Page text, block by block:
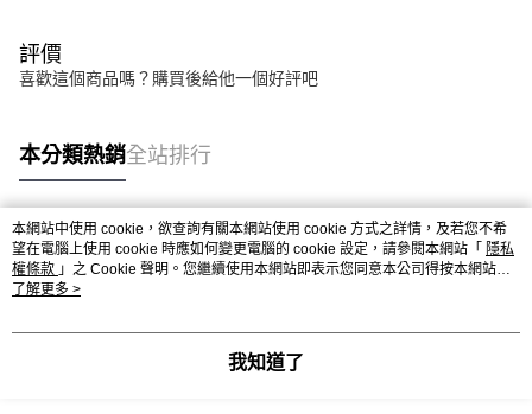
評價
喜歡這個商品嗎？購買後給他一個好評吧
本分類熱銷全站排行
熱門標籤
本網站中使用 cookie，欲查詢有關本網站使用 cookie 方式之詳情，及若您不希
望在電腦上使用 cookie 時應如何變更電腦的 cookie 設定，請參閱本網站「 隱私
權條款 」之 Cookie 聲明。您繼續使用本網站即表示您同意本公司得按本網站使
用條款之 Cookie 聲明使用 cookie。
了解更多 >
我知道了